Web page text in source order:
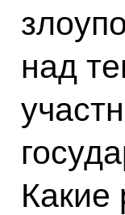
над
Какие